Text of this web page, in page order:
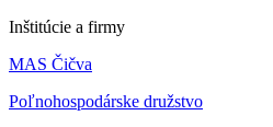
Inštitúcie a firmy
MAS Čičva
Poľnohospodárske družstvo